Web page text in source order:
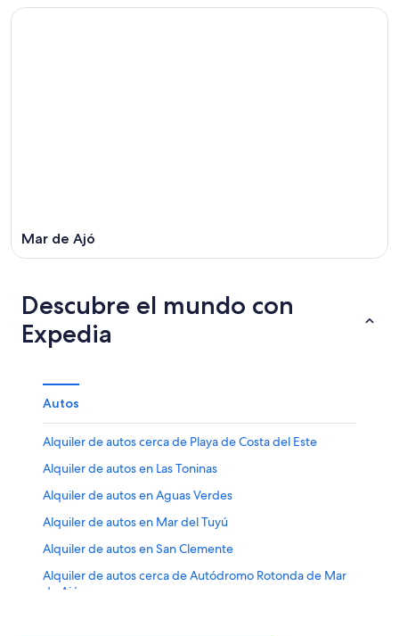
Mar de Ajó
Descubre el mundo con
Expedia
Autos
Alquiler de autos cerca de Playa de Costa del Este
Alquiler de autos en Las Toninas
Alquiler de autos en Aguas Verdes
Alquiler de autos en Mar del Tuyú
Alquiler de autos en San Clemente
Alquiler de autos cerca de Autódromo Rotonda de Mar
de Ajó